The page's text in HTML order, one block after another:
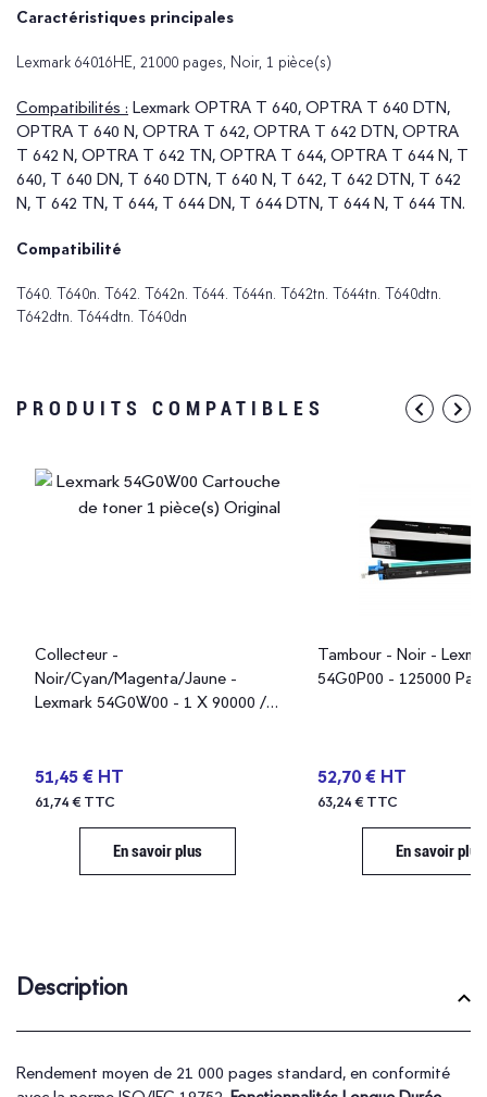
Caractéristiques principales
Lexmark 64016HE, 21000 pages, Noir, 1 pièce(s)
Compatibilités : Lexmark OPTRA T 640, OPTRA T 640 DTN,
OPTRA T 640 N, OPTRA T 642, OPTRA T 642 DTN, OPTRA
T 642 N, OPTRA T 642 TN, OPTRA T 644, OPTRA T 644 N, T
640, T 640 DN, T 640 DTN, T 640 N, T 642, T 642 DTN, T 642
N, T 642 TN, T 644, T 644 DN, T 644 DTN, T 644 N, T 644 TN.
Compatibilité
T640. T640n. T642. T642n. T644. T644n. T642tn. T644tn. T640dtn.
T642dtn. T644dtn. T640dn
PRODUITS COMPATIBLES
Collecteur -
Noir/Cyan/Magenta/Jaune -
Lexmark 54G0W00 - 1 X 90000 / 3
51,45 € HT
61,74 € TTC
En savoir plus
Tambour - Noir -
54G0P00 - 125000
52,70 € HT
63,24 € TTC
En savoir plus
Description
Rendement moyen de 21 000 pages standard, en conformité